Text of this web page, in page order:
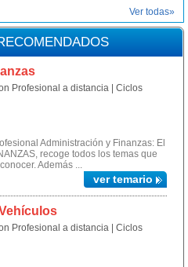
Ver todas»
Profesional a distancia | Ciclos
Administración y Finanzas: El
recoge todos los temas que
Además ...
ver temario
Profesional a distancia | Ciclos